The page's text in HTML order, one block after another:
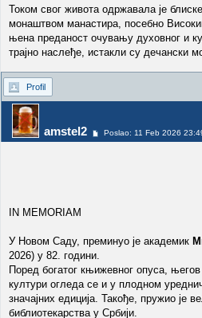
Током свог живота одржавала је
монаштвом манастира, посебно
њена преданост очувању духовног и
трајно наслеђе, истакли су дечански
Profil
amstel2 Poslao: 11 Feb 2026
IN MEMORIAM
У Новом Саду, преминуо је академик
2026) у 82. години.
Поред богатог књижевног опуса,
култури огледа се и у плодном
значајних едиција. Такође, пружио је
библиотекарства у Србији.